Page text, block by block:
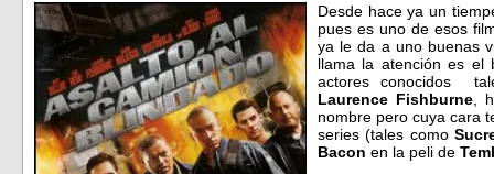
Desde hace ya un
pues es uno de esos
ya le da a uno buenas
llama la atención es el
actores conocidos
Laurence Fishburne ,
nombre pero cuya cara
series (tales como
Bacon en la peli de